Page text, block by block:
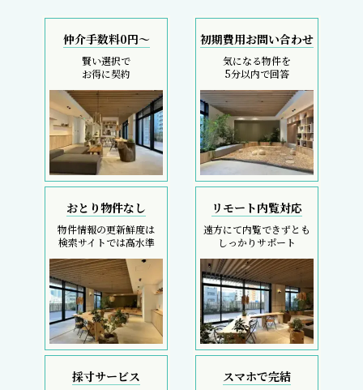
仲介手数料0円～
賢い選択で
お得に契約
初期費用お問い合わせ
気になる物件を
5分以内で回答
おとり物件なし
物件情報の更新鮮度は
検索サイトでは高水準
リモート内覧対応
遠方にて内覧できずとも
しっかりサポート
採寸サービス スマホで完結